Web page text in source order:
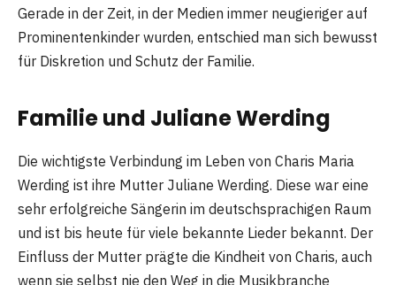
Gerade in der Zeit, in der Medien immer neugieriger auf
Prominentenkinder wurden, entschied man sich bewusst
für Diskretion und Schutz der Familie.
Familie und Juliane Werding
Die wichtigste Verbindung im Leben von Charis Maria
Werding ist ihre Mutter Juliane Werding. Diese war eine
sehr erfolgreiche Sängerin im deutschsprachigen Raum
und ist bis heute für viele bekannte Lieder bekannt. Der
Einfluss der Mutter prägte die Kindheit von Charis, auch
wenn sie selbst nie den Weg in die Musikbranche